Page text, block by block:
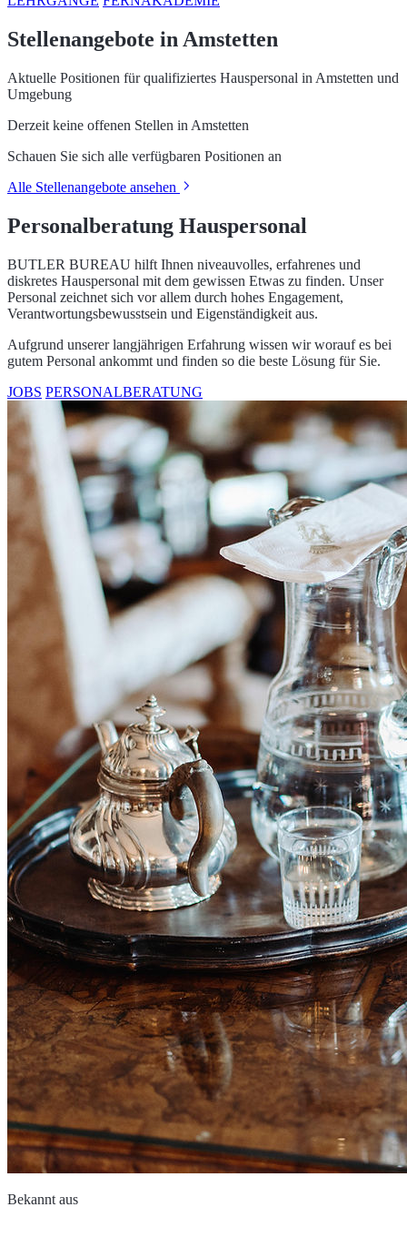
Stellenangebote in Amstetten
Aktuelle Positionen für qualifiziertes Hauspersonal in Amstetten und
Umgebung
Derzeit keine offenen Stellen in Amstetten
Schauen Sie sich alle verfügbaren Positionen an
Alle Stellenangebote ansehen
Personalberatung Hauspersonal
BUTLER BUREAU hilft Ihnen niveauvolles, erfahrenes und
diskretes Hauspersonal mit dem gewissen Etwas zu finden. Unser
Personal zeichnet sich vor allem durch hohes Engagement,
Verantwortungsbewusstsein und Eigenständigkeit aus.
Aufgrund unserer langjährigen Erfahrung wissen wir worauf es bei
gutem Personal ankommt und finden so die beste Lösung für Sie.
JOBS PERSONALBERATUNG
Bekannt aus